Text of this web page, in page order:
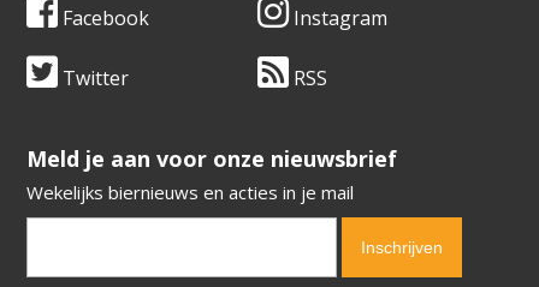
Facebook Instagram
Twitter RSS
​​​​​​​Meld je aan voor onze nieuwsbrief
Wekelijks biernieuws en acties in je mail